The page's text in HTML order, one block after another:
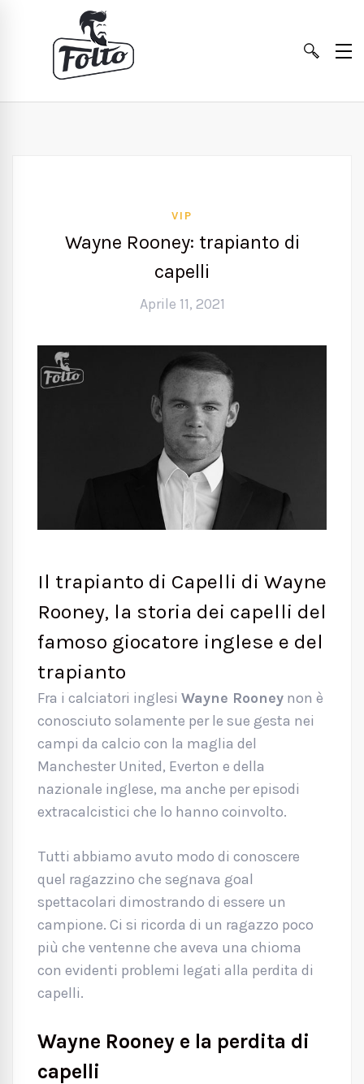
VIP
Wayne Rooney: trapianto di
capelli
Aprile 11, 2021
Il trapianto di Capelli di Wayne
Rooney, la storia dei capelli del
famoso giocatore inglese e del
trapianto
Fra i calciatori inglesi Wayne Rooney non è
conosciuto solamente per le sue gesta nei
campi da calcio con la maglia del
Manchester United, Everton e della
nazionale inglese, ma anche per episodi
extracalcistici che lo hanno coinvolto.
Tutti abbiamo avuto modo di conoscere
quel ragazzino che segnava goal
spettacolari dimostrando di essere un
campione. Ci si ricorda di un ragazzo poco
più che ventenne che aveva una chioma
con evidenti problemi legati alla perdita di
capelli.
Wayne Rooney e la perdita di
capelli